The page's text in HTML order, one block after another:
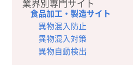
業界別専門サイト
食品加工・製造サイト
異物混入防止
異物混入対策
異物自動検出